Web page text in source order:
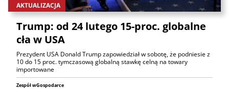
AKTUALIZACJA
Trump: od 24 lutego 15-proc. globalne
cła w USA
Prezydent USA Donald Trump zapowiedział w sobotę, że podniesie z
10 do 15 proc. tymczasową globalną stawkę celną na towary
importowane
Zespół wGospodarce